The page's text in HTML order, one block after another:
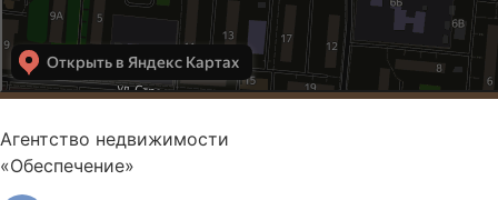
Агентство недвижимости
«Обеспечение»